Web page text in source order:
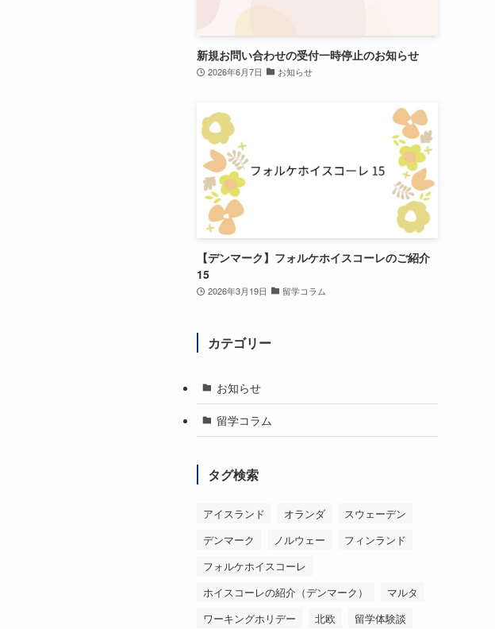
新規お問い合わせの受付一時停止のお知らせ
2026年6月7日 お知らせ
【デンマーク】フォルケホイスコーレのご紹介
15
2026年3月19日 留学コラム
カテゴリー
お知らせ
留学コラム
タグ検索
アイスランド オランダ
スウェーデン
デンマーク
ノルウェー
フィンランド
フォルケホイスコーレ
ホイスコーレの紹介（デンマーク）
マルタ
ワーキングホリデー
北欧 留学体験談